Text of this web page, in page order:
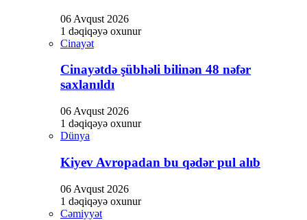
06 Avqust 2026
1 dəqiqəyə oxunur
Cinayət
Cinayətdə şübhəli bilinən 48 nəfər
saxlanıldı
06 Avqust 2026
1 dəqiqəyə oxunur
Dünya
Kiyev Avropadan bu qədər pul alıb
06 Avqust 2026
1 dəqiqəyə oxunur
Cəmiyyət